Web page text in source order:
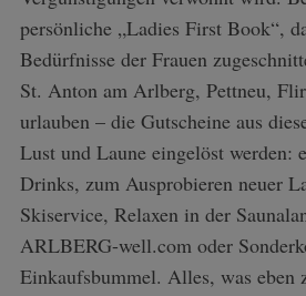
persönliche „Ladies First Book“,
Bedürfnisse der Frauen
St. Anton am Arlberg, Pettneu,
urlauben – die Gutscheine aus
Lust und Laune eingelöst werden:
Drinks, zum Ausprobieren neuer
Skiservice, Relaxen in der
ARLBERG-well.com oder
Einkaufsbummel. Alles, was eben